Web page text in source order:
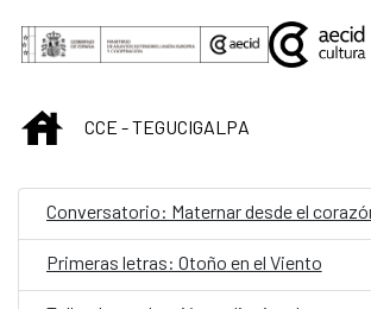
Saltar al contenido principal
INICIOCCE - TEGUCIGALPA
Conversatorio: Maternar desde el
Primeras letras: Otoño en el Viento